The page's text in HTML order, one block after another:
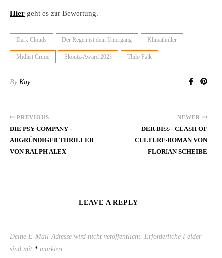
Hier geht es zur Bewertung.
Dark Clouds Der Regen ist dein Untergang Klimathriller
Midlist Crime Skoutz-Award 2023 Thilo Falk
By Kay
PREVIOUS
DIE PSY COMPANY -
ABGRÜNDIGER THRILLER
VON RALPH ALEX
NEWER
DER BISS - CLASH OF
CULTURE-ROMAN VON
FLORIAN SCHEIBE
LEAVE A REPLY
Deine E-Mail-Adresse wird nicht veröffentlicht. Erforderliche Felder
sind mit * markiert